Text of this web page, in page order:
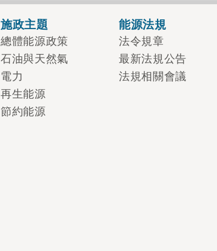
施政主題
總體能源政策
石油與天然氣
電力
再生能源
節約能源
能源法規
法令規章
最新法規公告
法規相關會議